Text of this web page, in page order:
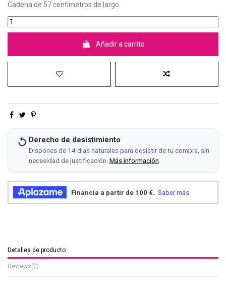
Cadena de 57 centímetros de largo.
Añadir a carrito
Derecho de desistimiento
Dispones de 14 días naturales para desistir de tu compra, sin
necesidad de justificación. Más información
Detalles de producto
Reviews(0)